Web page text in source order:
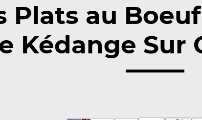
Plats au
Kédange Sur